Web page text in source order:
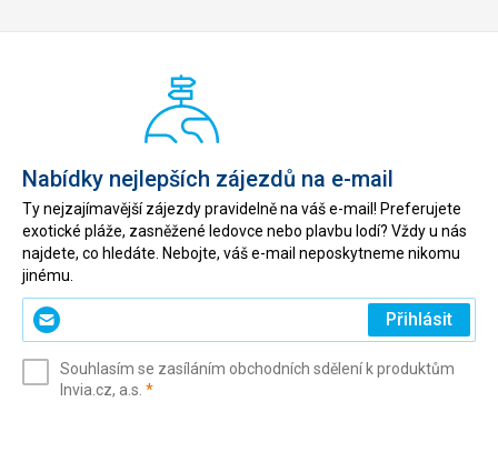
Nabídky nejlepších zájezdů na e-mail
Ty nejzajímavější zájezdy pravidelně na váš e-mail! Preferujete
exotické pláže, zasněžené ledovce nebo plavbu lodí? Vždy u nás
najdete, co hledáte. Nebojte, váš e-mail neposkytneme nikomu
jinému.
Zadejte
svůj
(povinné)
Přihlásit
Souhlasím se zasíláním obchodních sdělení k produktům
Invia.cz, a.s. *(povinné)